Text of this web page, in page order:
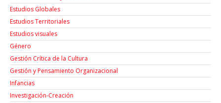
Estudios Globales
Estudios Territoriales
Estudios visuales
Género
Gestión Crítica de la Cultura
Gestión y Pensamiento Organizacional
Infancias
Investigación-Creación